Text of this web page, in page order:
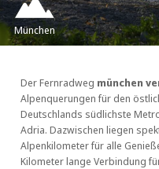
München
Der Fernradweg münchen
Alpenquerungen für den
Deutschlands südlichste
Adria. Dazwischen liegen
Alpenkilometer für alle
Kilometer lange Verbindung